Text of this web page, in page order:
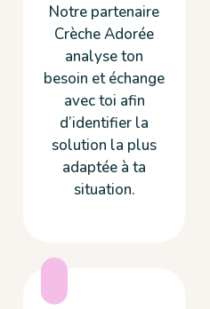
Notre partenaire
Crèche Adorée
analyse ton
besoin et échange
avec toi afin
d’identifier la
solution la plus
adaptée à ta
situation.